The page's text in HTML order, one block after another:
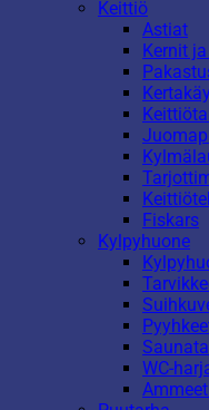
Keittiö
Astiat
Kernit
Fiskars
Kylpyhuone
WC-